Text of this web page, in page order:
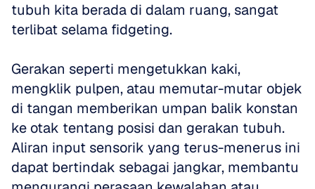
tubuh kita berada di dalam ruang, sangat
terlibat selama fidgeting.
Gerakan seperti mengetukkan kaki,
mengklik pulpen, atau memutar-mutar objek
di tangan memberikan umpan balik konstan
ke otak tentang posisi dan gerakan tubuh.
Aliran input sensorik yang terus-menerus ini
dapat bertindak sebagai jangkar, membantu